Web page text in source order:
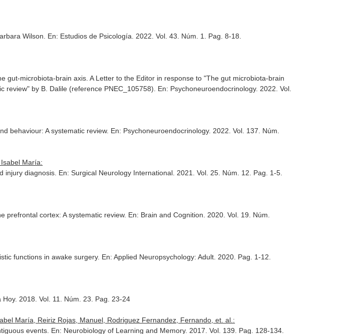
Wilson. En: Estudios de Psicología . 2022. Vol. 43. Núm. 1. Pag. 8-18.
gut-microbiota-brain axis. A Letter to the Editor in response to "The gut microbiota-brain
review" by B. Dalile (reference PNEC_105758). En: Psychoneuroendocrinology. 2022. Vol.
behaviour: A systematic review. En: Psychoneuroendocrinology. 2022. Vol. 137. Núm.
María:
injury diagnosis. En: Surgical Neurology International . 2021. Vol. 25. Núm. 12. Pag. 1-5.
prefrontal cortex: A systematic review. En: Brain and Cognition . 2020. Vol. 19. Núm.
functions in awake surgery. En: Applied Neuropsychology: Adult . 2020. Pag. 1-12.
Hoy. 2018. Vol. 11. Núm. 23. Pag. 23-24
María, Reiriz Rojas, Manuel, Rodriguez Fernandez, Fernando, et. al.:
events. En: Neurobiology of Learning and Memory. 2017. Vol. 139. Pag. 128-134.